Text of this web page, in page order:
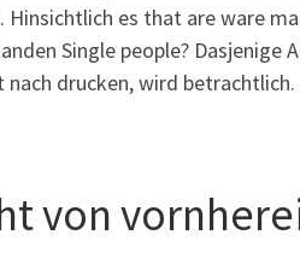
Hinsichtlich es that are ware
Single people?
drucken, wird
von